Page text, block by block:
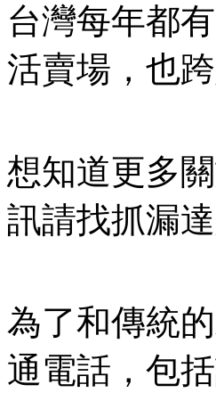
台灣每年都
活賣場，也
想知道更多
訊請找抓漏達
為了和傳統
通電話，包